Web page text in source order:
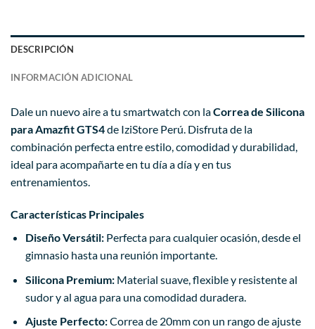
DESCRIPCIÓN
INFORMACIÓN ADICIONAL
Dale un nuevo aire a tu smartwatch con laCorrea de Silicona
para Amazfit GTS4de IziStore Perú. Disfruta de la
combinación perfecta entre estilo, comodidad y durabilidad,
ideal para acompañarte en tu día a día y en tus
entrenamientos.
Características Principales
Diseño Versátil:Perfecta para cualquier ocasión, desde el
gimnasio hasta una reunión importante.
Silicona Premium:Material suave, flexible y resistente al
sudor y al agua para una comodidad duradera.
Ajuste Perfecto:Correa de 20mm con un rango de ajuste